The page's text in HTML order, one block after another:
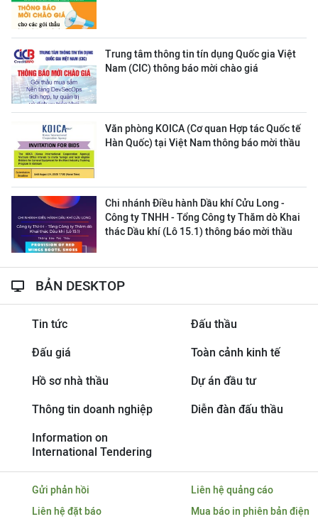
Trung tâm thông tin tín dụng Quốc gia Việt
Nam (CIC) thông báo mời chào giá
Văn phòng KOICA (Cơ quan Hợp tác Quốc tế
Hàn Quốc) tại Việt Nam thông báo mời thầu
Chi nhánh Điều hành Dầu khí Cửu Long -
Công ty TNHH - Tổng Công ty Thăm dò Khai
thác Dầu khí (Lô 15.1) thông báo mời thầu
BẢN DESKTOP
Tin tức Đấu thầu
Đấu giá Toàn cảnh kinh tế
Hồ sơ nhà thầu Dự án đầu tư
Thông tin doanh nghiệp Diễn đàn đấu thầu
Information on
International Tendering
Gửi phản hồi
Liên hệ quảng cáo
Liên hệ đặt báo
Mua báo in phiên bản điện